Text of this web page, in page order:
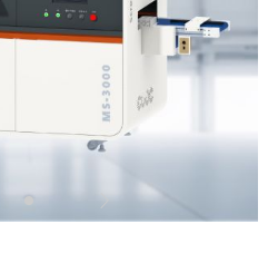
𐃮